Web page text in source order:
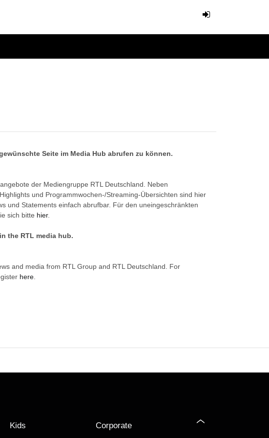
Seite im Media Hub abrufen zu können.
der Mediengruppe RTL Deutschland. Neben
und Programmwochen-/Streaming-Übersichten sind hier
und Statements einfach abrufbar. Für den uneingeschränkten
sich bitte hier.
the RTL media hub.
and media from RTL Group and RTL Deutschland. For
here.
Kids Corporate